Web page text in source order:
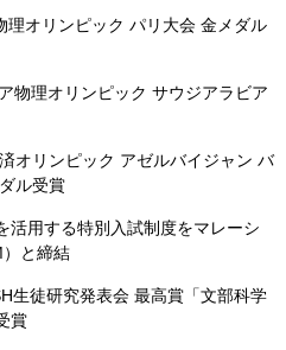
理オリンピック パリ大会 金メダル
物理オリンピック サウジアラビア
オリンピック アゼルバイジャン バ
ル受賞
活用する特別入試制度をマレーシ
と締結
生徒研究発表会 最高賞「文部科学
賞